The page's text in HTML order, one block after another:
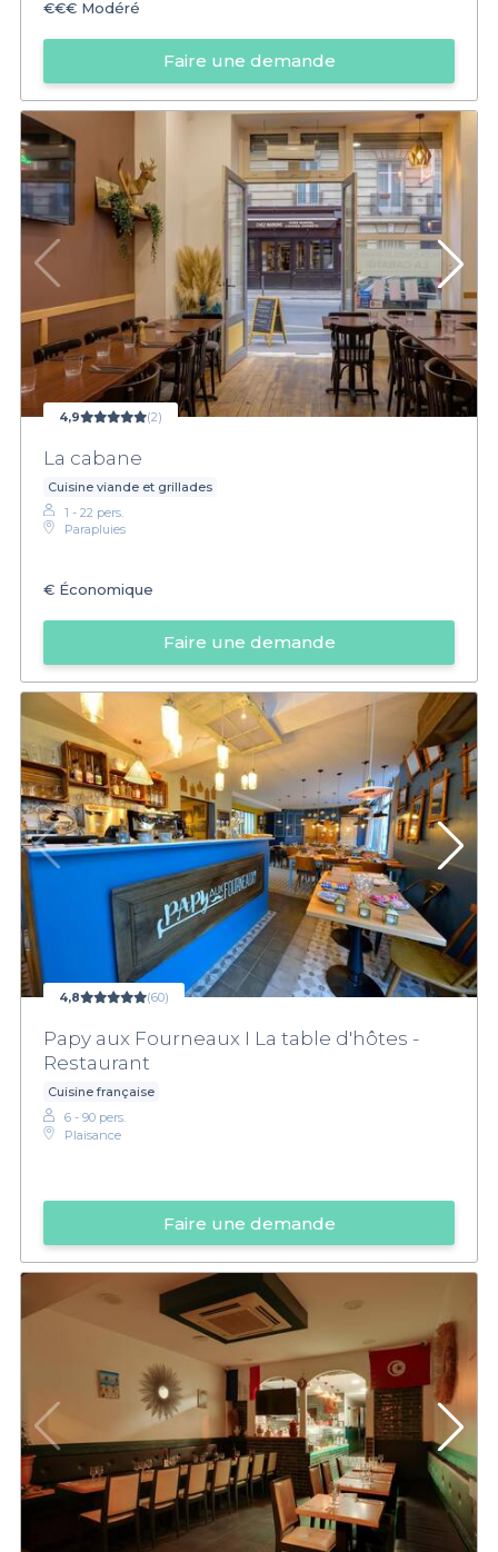
€€€ Modéré
Faire une demande
4,9 (2)
La cabane
Cuisine viande et grillades
1 - 22 pers.
Parapluies
€ Économique
Faire une demande
4,8 (60)
Papy aux Fourneaux I La table d'hôtes -
Restaurant
Cuisine française
6 - 90 pers.
Plaisance
Faire une demande